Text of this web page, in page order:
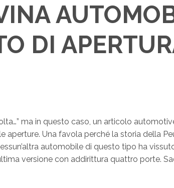
DI
ma in questo caso, un articolo
Una favola perché la storia della
automobile di questo tipo ha
versione con addirittura quattro porte.